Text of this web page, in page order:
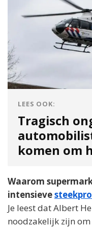
LEES OOK:
Tragisch
komen om
Waarom
intensieve
Je leest dat Albert
noodzakelijk zijn